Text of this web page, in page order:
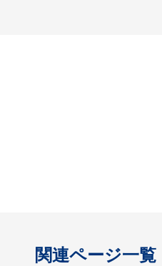
関連ページ一覧
開く